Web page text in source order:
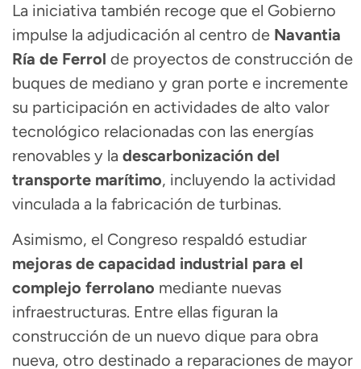
La iniciativa también recoge que el Gobierno
impulse la adjudicación al centro de Navantia
Ría de Ferrol de proyectos de construcción de
buques de mediano y gran porte e incremente
su participación en actividades de alto valor
tecnológico relacionadas con las energías
renovables y la descarbonización del
transporte marítimo, incluyendo la actividad
vinculada a la fabricación de turbinas.
Asimismo, el Congreso respaldó estudiar
mejoras de capacidad industrial para el
complejo ferrolano mediante nuevas
infraestructuras. Entre ellas figuran la
construcción de un nuevo dique para obra
nueva, otro destinado a reparaciones de mayor